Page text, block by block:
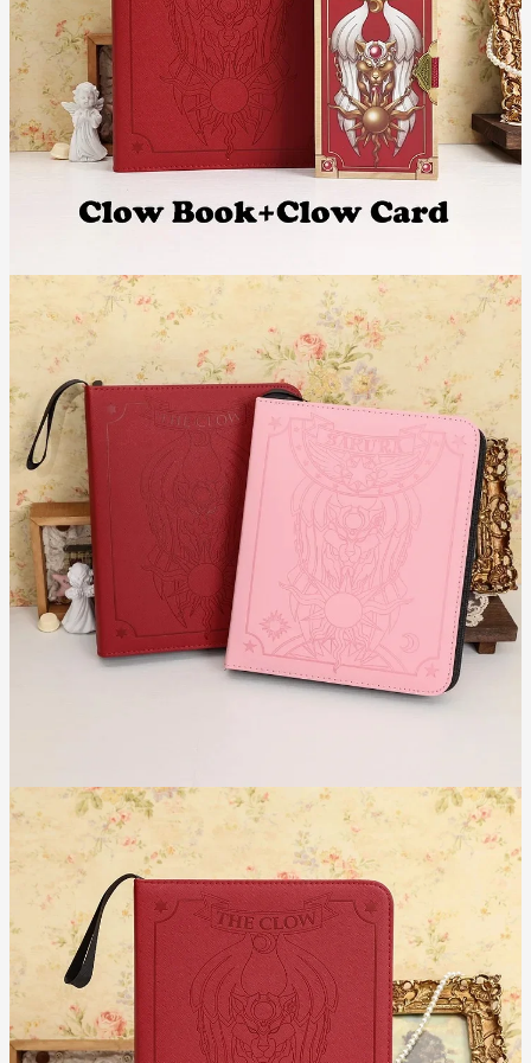
Thảm trải bài
HƯỚNG DẪN SỬ DỤNG
1️⃣ Mở bìa, nhẹ nhàng đặt lá bài vào ngăn PVC
2️⃣ Đóng bìa, cất giữ nơi khô ráo
3️⃣ Lau chùi bằng khăn mềm khi bẩn
LƯU Ý:
tiếp xúc với nước và nhiệt độ cao
Bảo quản nơi khô ráo, tránh ánh nắng trực tiếp
“SỞ HỮU NGAY CLOW BOOK - BẢO VỆ BỘ SƯU TẬP BÀI
CLOW CỦA BẠN SUỐT ĐỜI!”
#ClowBook #BiaDungBaiSakura #AlbumSakura
#CardcaptorSakura #BoBaiClow #DoChoiSakura
(Đặt hàng ngay để nhận ưu đãi đặc biệt!)🌸
Đơn vị tính: Cái